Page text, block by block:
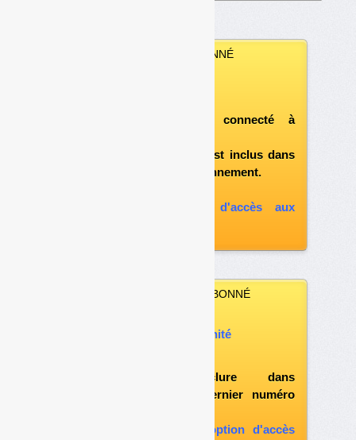
VOUS ÊTES ABONNÉ
après vous être connecté à
et si le document est inclus dans
votre formule d'abonnement.
souscrire à l'option d'accès aux
VOUS N’ÊTES PAS ABONNÉ
acheter ce numéro à l’unité
possibilité d'inclure dans
l'abonnement le dernier numéro
vous abonner avec l'option d'accès